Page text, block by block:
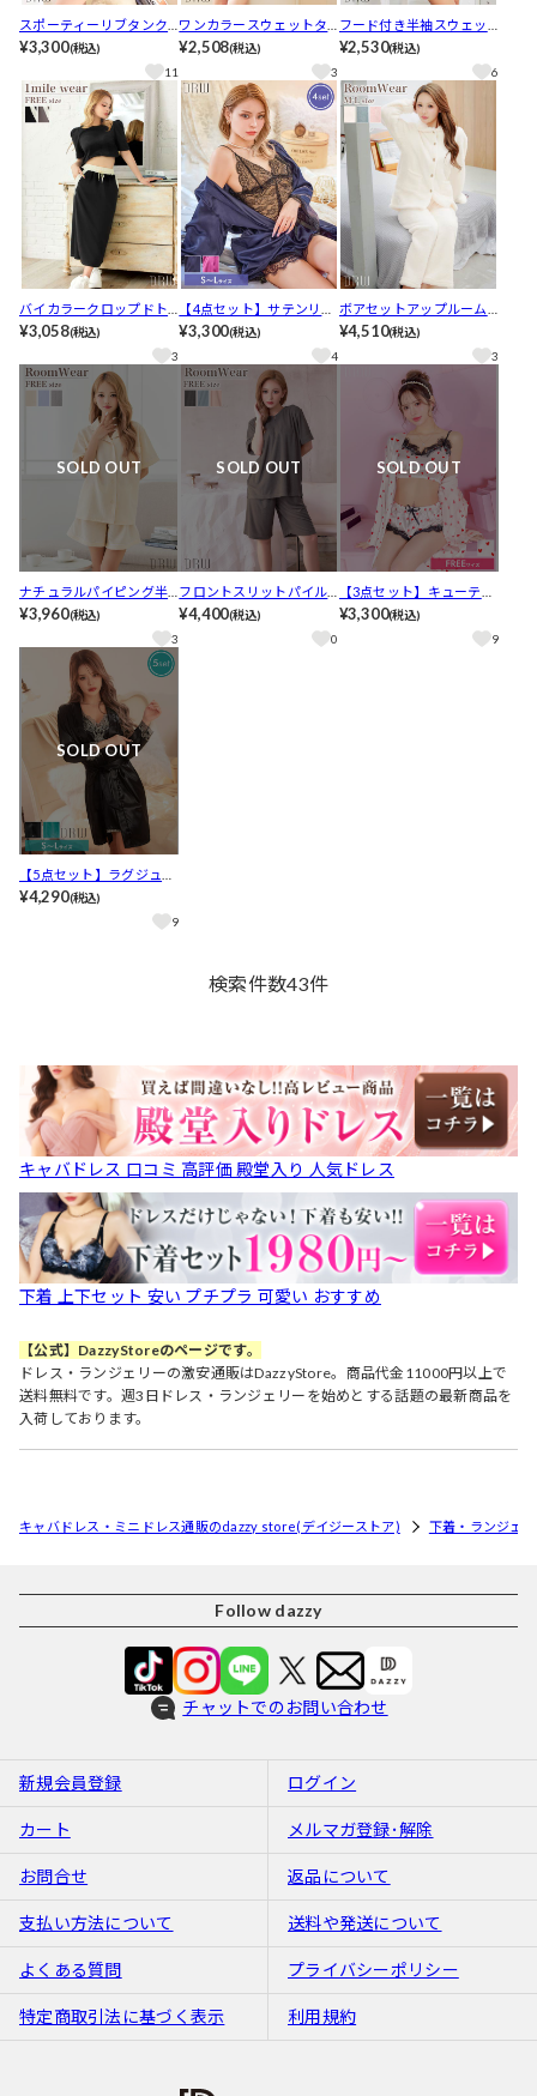
スポーティーリブタンク
トップ&ショートパンツル
¥3,300(税込)
11
ワンカラースウェットタ
ンクトップ&ショートパン
¥2,508(税込)
3
フード付き半袖スウェッ
ト&ハーフパンツルームウ
¥2,530(税込)
6
バイカラークロップドト
ップス&ロングスカートセ
¥3,058(税込)
3
【4点セット】サテンリボ
ンモダンレースルームウ
¥3,300(税込)
4
ボアセットアップルーム
ウェア
¥4,510(税込)
3
SOLD OUT
ナチュラルパイピング半
袖トップス&ショートパン
¥3,960(税込)
3
SOLD OUT
フロントスリットパイル
トップス&ショートパンツ
¥4,400(税込)
0
SOLD OUT
【3点セット】キューティ
ーサテンハートルームウ
¥3,300(税込)
9
SOLD OUT
【5点セット】ラグジュア
リーサテンレースルーム
¥4,290(税込)
9
検索件数43件
キャバドレス 口コミ 高評価 殿堂入り 人気ドレス
下着 上下セット 安い プチプラ 可愛い おすすめ
【公式】DazzyStoreのページです。
ドレス・ランジェリーの激安通販はDazzyStore。商品代金11000円以上で
送料無料です。週3日ドレス・ランジェリーを始めとする話題の最新商品を
入荷しております。
キャバドレス・ミニドレス通販のdazzy store(デイジーストア) 下着・ランジェ
Follow dazzy
チャットでのお問い合わせ
新規会員登録 ログイン
カート メルマガ登録･解除
お問合せ 返品について
支払い方法について 送料や発送について
よくある質問 プライバシーポリシー
特定商取引法に基づく表示 利用規約